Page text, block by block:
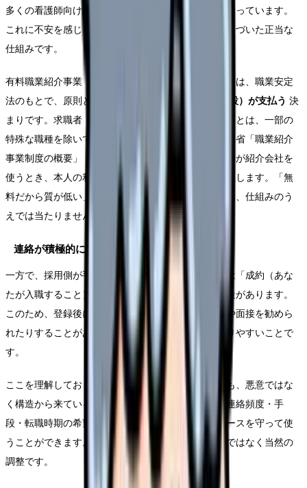
多くの看護師向け紹介サービスは「利用無料」とうたっています。
これに不安を感じる人がいますが、これは法律にもとづいた正当な
仕組みです。
有料職業紹介事業（いわゆる転職紹介会社）の手数料は、職業安定
法のもとで、原則として
求人者（採用する病院・施設）が支払う 決
まりです。求職者（看護師本人）から手数料を取ることは、一部の
特殊な職種を除いて原則禁止されています（厚生労働省「職業紹介
事業制度の概要」「手数料」資料）。つまり、看護師が紹介会社を
使うとき、本人の利用は無料で、費用は採用側が負担します。「無
料だから質が低い」「後で請求される」という心配は、仕組みのう
えでは当たりません。
連絡が積極的になりやすい構造がある
一方で、採用側が手数料を払う＝紹介会社にとっては「成約（あな
たが入職すること）」が収益につながる、という構造があります。
このため、登録後に連絡が積極的になったり、応募や面接を勧めら
れたりすることがあります。これは仕組み上、起こりやすいことで
す。
ここを理解しておくと、「しつこい」と感じる連絡も、悪意ではな
く構造から来ていると整理できます。そのうえで、連絡頻度・手
段・転職時期の希望を最初にはっきり伝えれば、ペースを守って使
うことができます。希望を伝えることは、わがままではなく当然の
調整です。